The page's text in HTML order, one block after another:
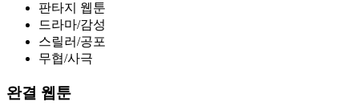
판타지 웹툰
드라마/감성
스릴러/공포
무협/사극
완결 웹툰